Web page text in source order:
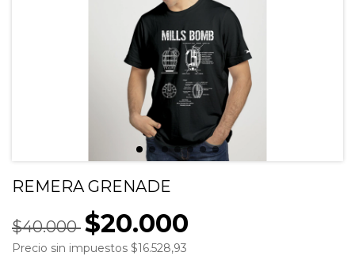
REMERA GRENADE
$40.000 $20.000
Precio sin impuestos $16.528,93